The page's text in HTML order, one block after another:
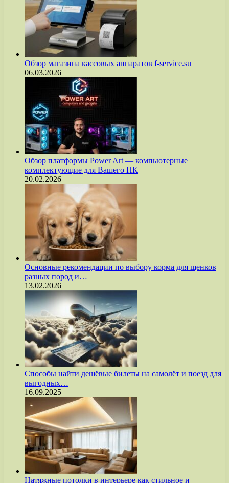
Обзор магазина кассовых аппаратов f-service.su
06.03.2026
Обзор платформы Power Art — компьютерные
комплектующие для Вашего ПК
20.02.2026
Основные рекомендации по выбору корма для щенков
разных пород и…
13.02.2026
Способы найти дешёвые билеты на самолёт и поезд для
выгодных…
16.09.2025
Натяжные потолки в интерьере как стильное и